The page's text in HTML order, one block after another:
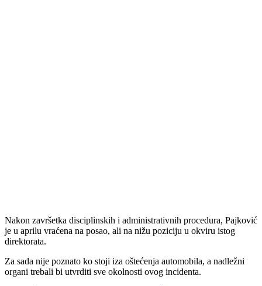
Nakon završetka disciplinskih i administrativnih procedura, Pajković
je u aprilu vraćena na posao, ali na nižu poziciju u okviru istog
direktorata.
Za sada nije poznato ko stoji iza oštećenja automobila, a nadležni
organi trebali bi utvrditi sve okolnosti ovog incidenta.